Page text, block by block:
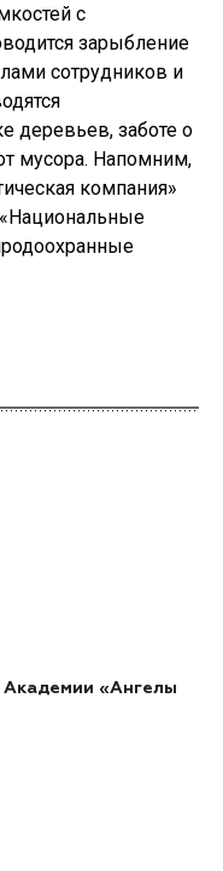
с
зарыбление
сотрудников и
деревьев, заботе о
мусора. Напомним,
компания»
Академии «Ангелы